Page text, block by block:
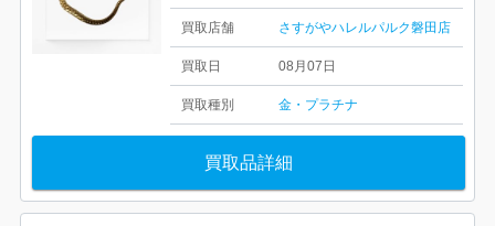
買取店舗 さすがやハレルパルク磐田店
買取日 08月07日
買取種別 金・プラチナ
買取品詳細